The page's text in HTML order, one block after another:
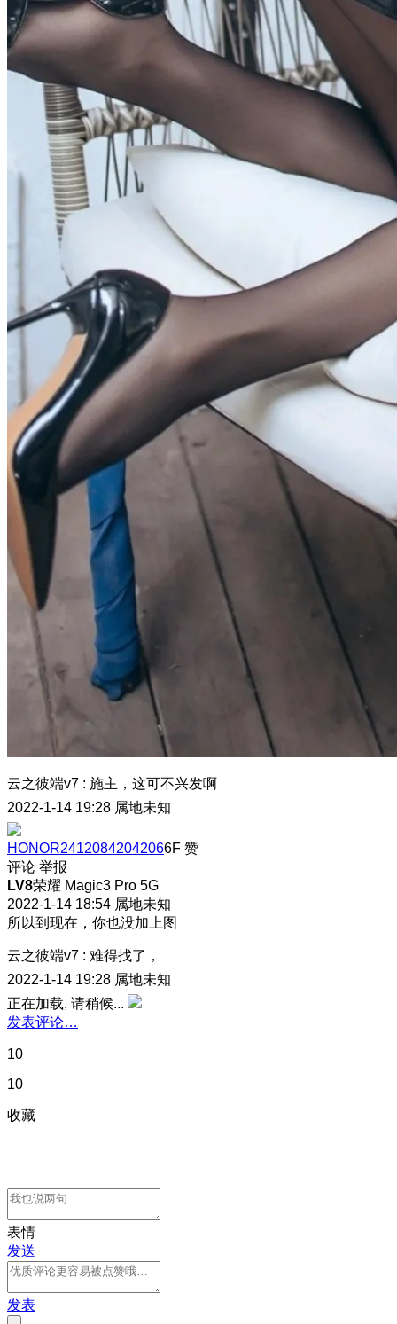
云之彼端v7 : 施主，这可不兴发啊
2022-1-14 19:28 属地未知
HONOR24120842042066F 赞
评论 举报
LV8荣耀 Magic3 Pro 5G
2022-1-14 18:54 属地未知
所以到现在，你也没加上图
云之彼端v7 : 难得找了，
2022-1-14 19:28 属地未知
正在加载, 请稍候...
发表评论…
10
10
收藏
表情
发送
发表